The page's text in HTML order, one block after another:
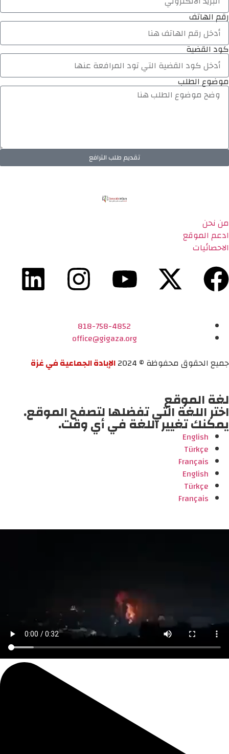
رقم الهاتف
كود القضية
موضوع الطلب
تقديم طلب الترافع
من نحن
ادعم الموقع
الاحصائيات
818-758-4852
office@gigaza.org
جميع الحقوق محفوظة © 2024
الإبادة الجماعية في غزة
لغة الموقع
اختر اللغة التي تفضلها لتصفح الموقع.
يمكنك تغيير اللغة في أي وقت.
English
Türkçe
Français
English
Türkçe
Français